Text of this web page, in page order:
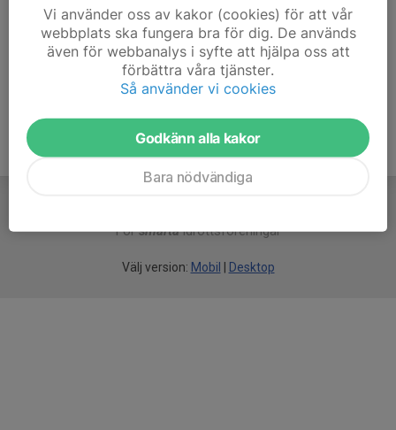
Position
-
Ålder
31 år
Försmartaidrottsföreningar
Välj version: Mobil Desktop
Vi använder oss av kakor (cookies) för att vår
webbplats ska fungera bra för dig. De används
även för webbanalys i syfte att hjälpa oss att
förbättra våra tjänster.
Så använder vi cookies
Godkänn alla kakor
Bara nödvändiga